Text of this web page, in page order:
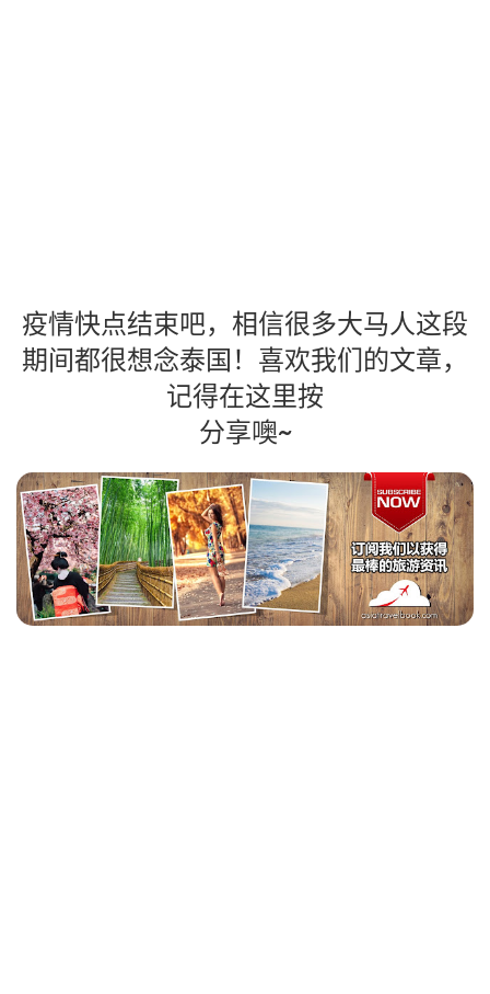
疫情快点结束吧，相信很多大马人这段
期间都很想念泰国！喜欢我们的文章，
记得在这里按
分享噢~